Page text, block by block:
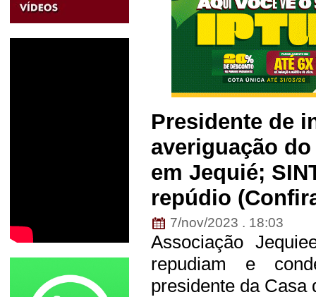
Presidente de
averiguação
em Jequié;
repúdio
7/nov/2023 . 18:03
Associação
repudiam e
presidente da Casa